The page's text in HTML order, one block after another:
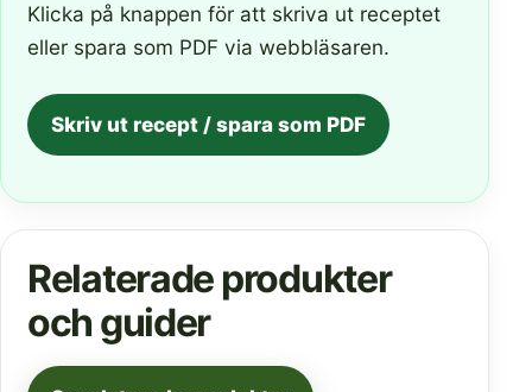
Klicka på knappen för att skriva ut receptet
eller spara som PDF via webbläsaren.
Skriv ut recept / spara som PDF
Relaterade produkter
och guider